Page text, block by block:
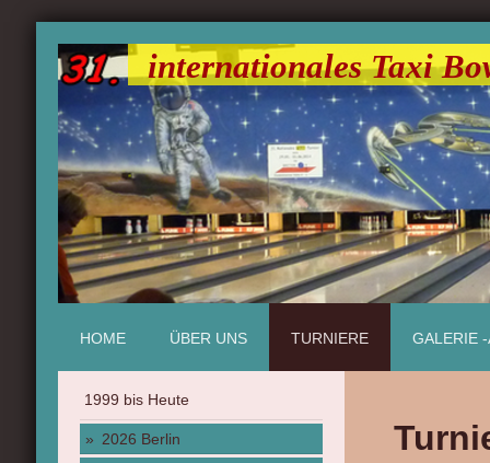
internationales Taxi
HOME ÜBER UNS TURNIERE GALERIE
1999 bis Heute
2026 Berlin